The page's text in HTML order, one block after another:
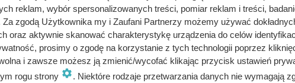
ziemię. Telefon od fałszywego lekarza opóźnił śledztwo o prawie
w 10 godzin. Zamiast jej pomóc, król wyjechał i szukał
reklam, wybór spersonalizowanych treści, pomiar reklam i treści,
Za zgodą Użytkownika my i Zaufani Partnerzy możemy używać
oraz aktywnie skanować charakterystykę urządzenia do celów
prosimy o zgodę na korzystanie z tych technologii poprzez
i zawsze możesz ją zmienić/wycofać klikając przycisk ustawień
rogu strony
. Niektóre rodzaje przetwarzania danych nie wymagają